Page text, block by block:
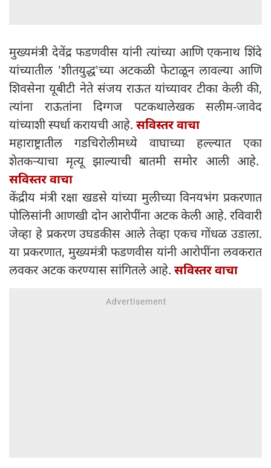
मुख्यमंत्री देवेंद्र फडणवीस यांनी त्यांच्या आणि एकनाथ शिंदे
यांच्यातील 'शीतयुद्ध'च्या अटकळी फेटाळून लावल्या आणि
शिवसेना यूबीटी नेते संजय राऊत यांच्यावर टीका केली की,
त्यांना राऊतांना दिग्गज पटकथालेखक सलीम-जावेद
यांच्याशी स्पर्धा करायची आहे. सविस्तर वाचा
महाराष्ट्रातील गडचिरोलीमध्ये वाघाच्या हल्ल्यात एका
शेतकऱ्याचा मृत्यू झाल्याची बातमी समोर आली आहे.
सविस्तर वाचा
केंद्रीय मंत्री रक्षा खडसे यांच्या मुलीच्या विनयभंग प्रकरणात
पोलिसांनी आणखी दोन आरोपींना अटक केली आहे. रविवारी
जेव्हा हे प्रकरण उघडकीस आले तेव्हा एकच गोंधळ उडाला.
या प्रकरणात, मुख्यमंत्री फडणवीस यांनी आरोपींना लवकरात
लवकर अटक करण्यास सांगितले आहे. सविस्तर वाचा